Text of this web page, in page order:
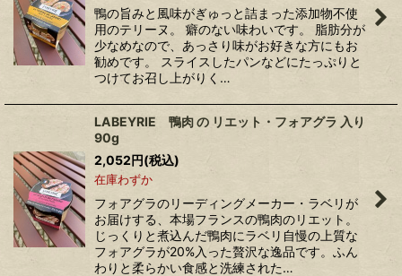
鴨の旨みと風味がぎゅっと詰まった添加物不使
用のテリーヌ。 癖のない味わいです。 脂肪分が
少なめなので、あっさり味がお好きな方にもお
勧めです。 スライスしたパンなどにたっぷりと
つけてお召し上がりく…
LABEYRIE 鴨肉 の リエット・フォアグラ 入り
90g
2,052円(税込)
在庫わずか
フォアグラのリーディングメーカー・ラベリが
お届けする、本場フランスの鴨肉のリエット。
じっくりと煮込んだ鴨肉にラベリ自慢の上質な
フォアグラが20%入った贅沢な逸品です。ふん
わりと柔らかい食感と洗練された…